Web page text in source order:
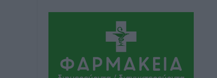
Στο νοσοκομείο της Ρόδου αύριο ο
Άδωνις Γεωργιάδης
Τοπικές Ειδήσεις• πριν 4 ώρες